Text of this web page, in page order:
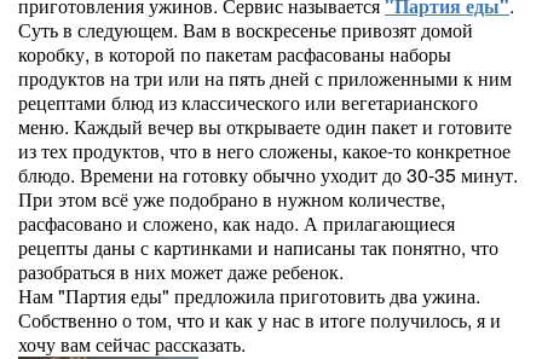
Суть в следующем. Вам в воскресенье привозят домой
коробку, в которой по пакетам расфасованы наборы
продуктов на три или на пять дней с приложенными к ним
рецептами блюд из классического или вегетарианского
меню. Каждый вечер вы открываете один пакет и готовите
из тех продуктов, что в него сложены, какое-то конкретное
блюдо. Времени на готовку обычно уходит до 30-35 минут.
При этом всё уже подобрано в нужном количестве,
расфасовано и сложено, как надо. А прилагающиеся
рецепты даны с картинками и написаны так понятно, что
разобраться в них может даже ребенок.
Нам "Партия еды" предложила приготовить два ужина.
Собственно о том, что и как у нас в итоге получилось, я и
хочу вам сейчас рассказать.